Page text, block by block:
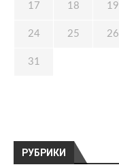
РУБРИКИ
17 18 19
24 25 26
31